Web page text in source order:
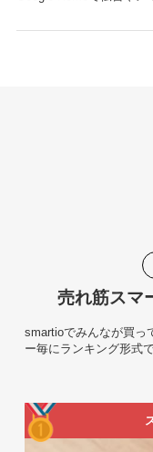
売れ筋スマ
smartioでみんなが買っ
ー毎にランキング形式